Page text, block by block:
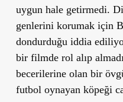
uygun hale getirmedi.
genlerini korumak için
dondurduğu iddia
bir filmde rol alıp
becerilerine olan bir
futbol oynayan köpeği